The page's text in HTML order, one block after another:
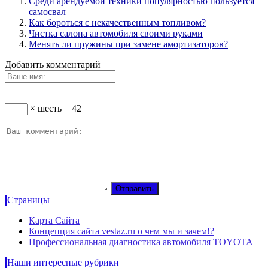
самосвал
Как бороться с некачественным топливом?
Чистка салона автомобиля своими руками
Менять ли пружины при замене амортизаторов?
Добавить комментарий
× шесть = 42
Страницы
Карта Сайта
Концепция сайта vestaz.ru о чем мы и зачем!?
Профессиональная диагностика автомобиля TOYOTA
Наши интересные рубрики